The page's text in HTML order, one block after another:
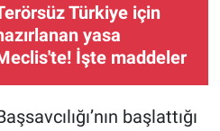
Türkiye için
yasa
İşte maddeler
başlattığı